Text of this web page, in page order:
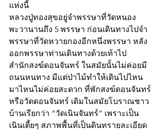
แห่งนี้
หลวงปู่ทองสุขอยู่จำพรรษาที่วัดหนอง
พะวานานถึง 5 พรรษา ก่อนเดินทางไปจำ
พรรษาที่วัดหวายกองอีกหนึ่งพรรษา หลัง
ออกพรรษาท่านเดินทางด้วยเท้าไป
สำนักสงฆ์ดอนจันทร์ ในสมัยนั้นไม่ค่อยมี
ถนนหนทาง มีแต่ป่าไม้ทำให้เดินไปไหน
มาไหนไม่ค่อยสะดวก ที่พักสงฆ์ดอนจันทร์
หรือวัดดอนจันทร์ เดิมในสมัยโบราณชาว
บ้านเรียกว่า “วัดเนินจันทร์” เพราะเป็น
เนินเตี้ยๆ สภาพพื้นที่เป็นดินทรายละเอียด